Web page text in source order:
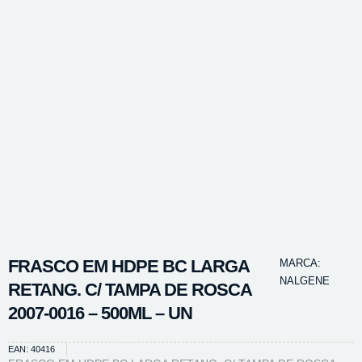
FRASCO EM HDPE BC LARGA
RETANG. C/ TAMPA DE ROSCA
2007-0016 – 500ML – UN
MARCA:
NALGENE
EAN: 40416